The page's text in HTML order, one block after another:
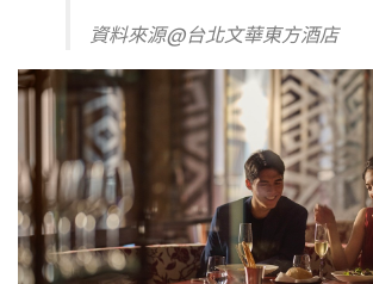
資料來源@台北文華東方酒店